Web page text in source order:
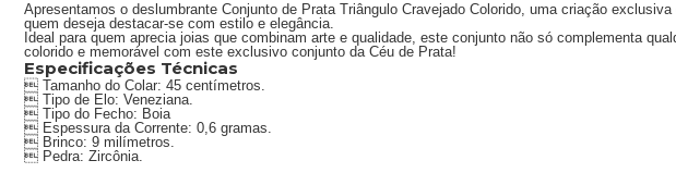
Apresentamos o deslumbrante Conjunto de Prata Triângulo Cravejado Colorido, uma criação
quem deseja destacar-se com estilo e elegância.
Ideal para quem aprecia joias que combinam arte e qualidade, este conjunto não só complementa
colorido e memorável com este exclusivo conjunto da Céu de Prata!
Especificações Técnicas
 Tamanho do Colar: 45 centímetros.
 Tipo de Elo: Veneziana.
 Tipo do Fecho: Boia
 Espessura da Corrente: 0,6 gramas.
 Brinco: 9 milímetros.
 Pedra: Zircônia.